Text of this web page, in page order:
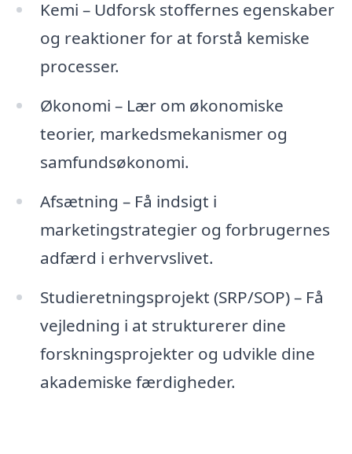
Kemi – Udforsk stoffernes egenskaber
og reaktioner for at forstå kemiske
processer.
Økonomi – Lær om økonomiske
teorier, markedsmekanismer og
samfundsøkonomi.
Afsætning – Få indsigt i
marketingstrategier og forbrugernes
adfærd i erhvervslivet.
Studieretningsprojekt (SRP/SOP) – Få
vejledning i at strukturerer dine
forskningsprojekter og udvikle dine
akademiske færdigheder.